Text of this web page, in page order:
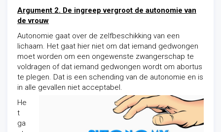
Argument 2. De ingreep vergroot de autonomie van
de vrouw
Autonomie gaat over de zelfbeschikking van een
lichaam. Het gaat hier niet om dat iemand gedwongen
moet worden om een ongewenste zwangerschap te
voldragen of dat iemand gedwongen wordt om abortus
te plegen. Dat is een schending van de autonomie en is
in alle gevallen niet acceptabel.
He
t
ga